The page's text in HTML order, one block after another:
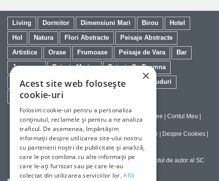
Living Dormitor Dimensiuni Mari Birou
Hotel
Hol
Natura Flori Abstracte
Peisaje Abstracte
Artistice
Orase Frumoase Peisaje de Vara
Bar
Japoneze
Peisaje Marine
Peisaje De Toamna
Minimaliste
Salon Cai Feng Shui
Nuduri
Trandafiri
Vintage
Contact Despre galeriaq Calitatea Tablourilor Giclee | Contul Meu |
Tablouri la Comanda
| Politica de Confidentialitate | Despre Cookies |
Termeni si Conditii de Utilizare
Copyright © 2023-2026 - Textele şi imaginile sub dreptul de autor al SC
ArtInvest SRL
×
Acest site web folosește
cookie-uri
Folosim cookie-uri pentru a personaliza
conținutul, reclamele și pentru a ne analiza
traficul. De asemenea, împărtășim
informații despre utilizarea site-ului nostru
cu partenerii noștri de publicitate și analiză,
care le pot combina cu alte informații pe
care le-ați furnizat sau pe care le-au
colectat din utilizarea serviciilor lor.Află